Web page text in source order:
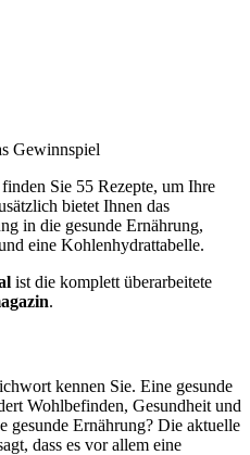
Gewinnspiel
finden Sie 55 Rezepte, um Ihre
bietet Ihnen das
in die gesunde Ernährung,
eine Kohlenhydrattabelle.
ist die komplett überarbeitete
.
kennen Sie. Eine gesunde
Wohlbefinden, Gesundheit und
gesunde Ernährung? Die aktuelle
dass es vor allem eine